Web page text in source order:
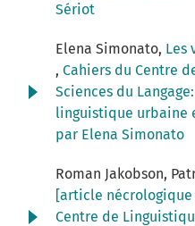
Sériot
Elena Simonato, Les
, Cahiers du Centre
Sciences du
linguistique urbaine
par Elena Simonato
Roman Jakobson,
[article nécrologique
Centre de